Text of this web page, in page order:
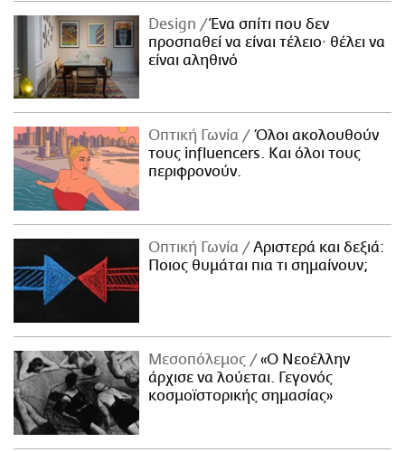
Design
Ένα σπίτι που δεν
προσπαθεί να είναι τέλειο· θέλει να
είναι αληθινό
Οπτική Γωνία
Όλοι ακολουθούν
τους influencers. Και όλοι τους
περιφρονούν.
Οπτική Γωνία
Αριστερά και δεξιά:
Ποιος θυμάται πια τι σημαίνουν;
Μεσοπόλεμος
«Ο Νεοέλλην
άρχισε να λούεται. Γεγονός
κοσμοϊστορικής σημασίας»